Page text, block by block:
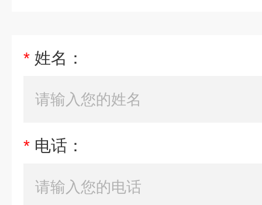
* 姓名：
* 电话：